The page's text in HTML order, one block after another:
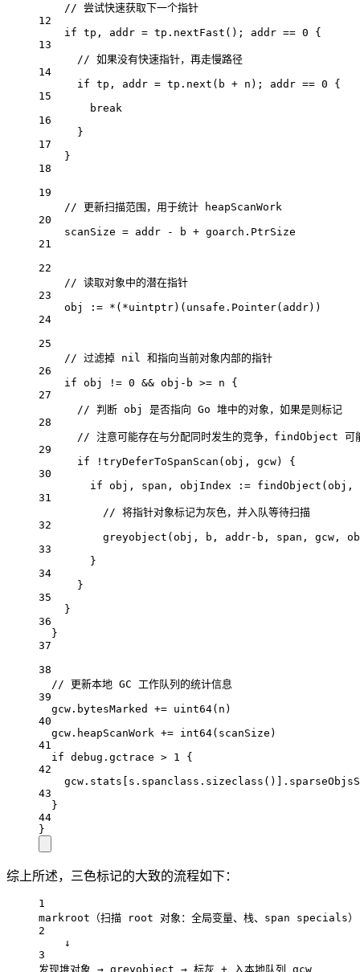
// 尝试快速获取下一个指针
12
if tp, addr = tp. nextFast (); addr == 0 {
13
// 如果没有快速指针，再走慢路径
14
if tp, addr = tp. next (b + n); addr == 0 {
15
break
16
}
17
}
18
19
// 更新扫描范围，用于统计 heapScanWork
20
scanSize = addr - b + goarch.PtrSize
21
22
// 读取对象中的潜在指针
23
obj
:= * ( *uintptr)(unsafe. Pointer(addr))
24
25
// 过滤掉 nil 和指向当前对象内部的指针
26
if obj != 0 && obj - b >= n {
27
// 判断 obj 是否指向 Go 堆中的对象，如果是则标记
28
// 注意可能存在与分配同时发生的竞争，findObject 可
29
if
! tryDeferToSpanScan (obj, gcw) {
30
if obj, span, objIndex := findObject (obj,
31
// 将指针对象标记为灰色，并入队等待扫描
32
greyobject (obj, b, addr- b, span, gcw,
33
}
34
}
35
}
36
}
37
38
// 更新本地 GC 工作队列的统计信息
39
gcw.bytesMarked += uint64(n)
40
gcw.heapScanWork += int64(scanSize)
41
if debug.gctrace > 1
{
42
gcw.stats[s.spanclass. sizeclass
43
}
44
}
综上所述，三色标记的大致的流程如下：
1
markroot（扫描 root 对象：全局变量、栈、span specials）
2
↓
3
发现堆对象 → greyobject → 标灰 + 入本地队列 gcw